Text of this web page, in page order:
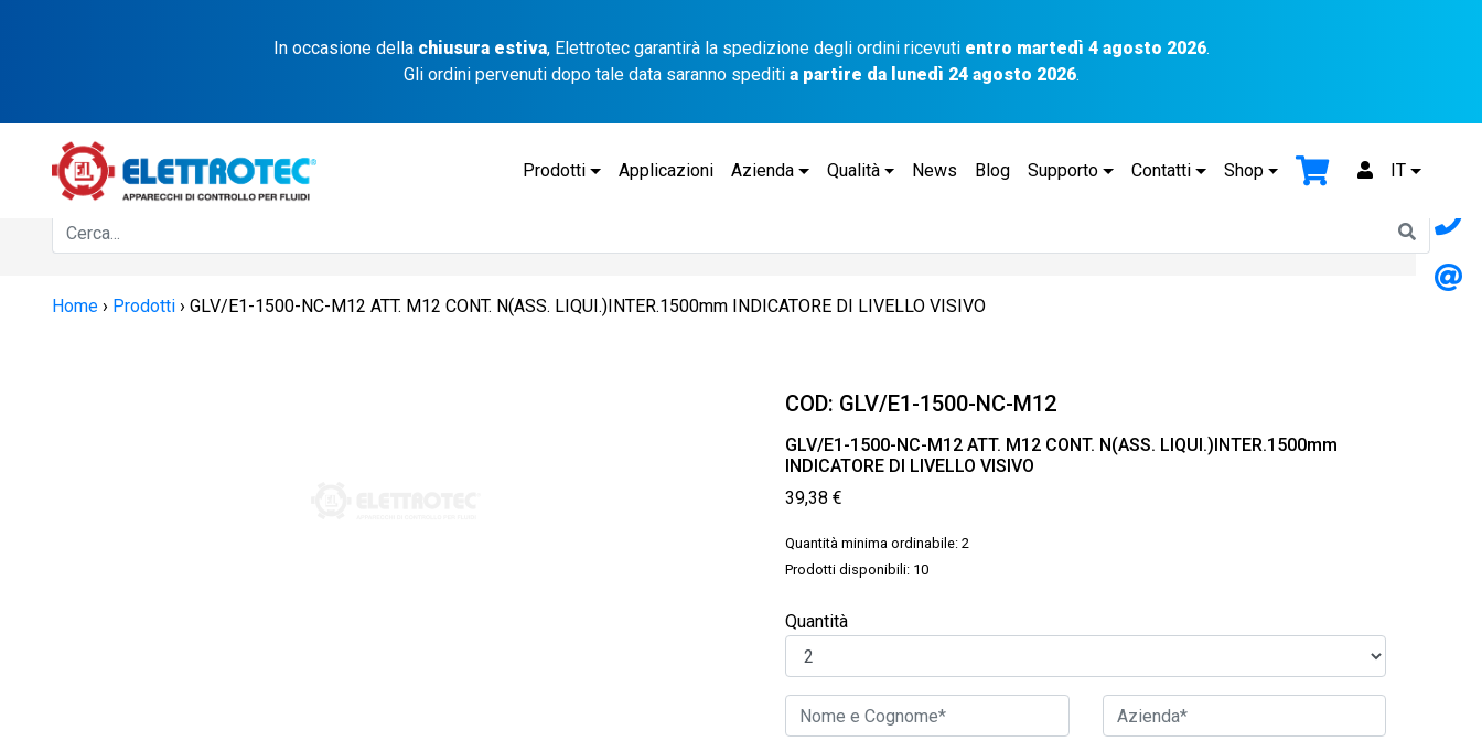
In occasione della chiusura estiva, Elettrotec garantirà la spedizione degli ordini ricevuti entro martedì 4 agosto 2026.
Gli ordini pervenuti dopo tale data saranno spediti a partire da lunedì 24 agosto 2026.
Prodotti Applicazioni Azienda Qualità News Blog Supporto Contatti Shop IT
Home › Prodotti › GLV/E1-1500-NC-M12 ATT. M12 CONT. N(ASS. LIQUI.)INTER.1500mm INDICATORE DI LIVELLO VISIVO
COD: GLV/E1-1500-NC-M12
GLV/E1-1500-NC-M12 ATT. M12 CONT. N(ASS. LIQUI.)INTER.1500mm
INDICATORE DI LIVELLO VISIVO
39,38€
Quantità minima ordinabile: 2
Prodotti disponibili: 10
Quantità